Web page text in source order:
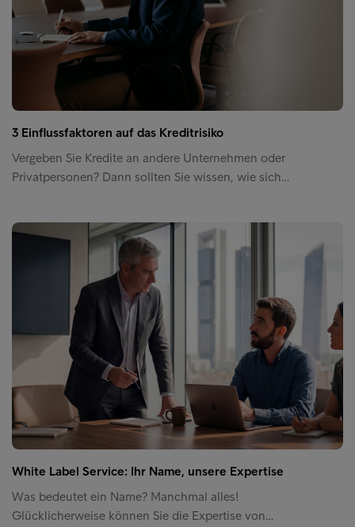
3 Einflussfaktoren auf das Kreditrisiko
Vergeben Sie Kredite an andere Unternehmen oder
Privatpersonen? Dann sollten Sie wissen, wie sich…
White Label Service: Ihr Name, unsere Expertise
Was bedeutet ein Name? Manchmal alles!
Glücklicherweise können Sie die Expertise von…